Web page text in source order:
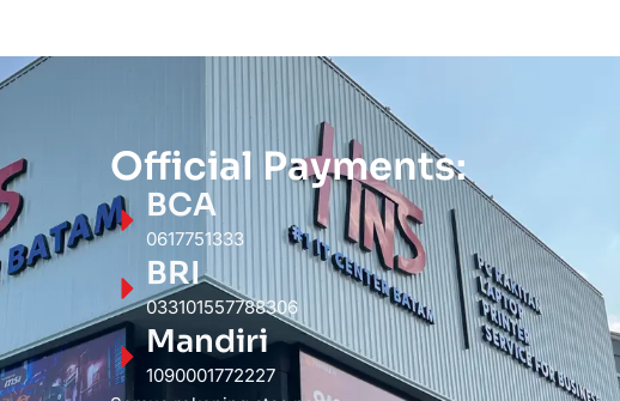
Official Payments:
BCA
0617751333
BRI
033101557788306
Mandiri
1090001772227